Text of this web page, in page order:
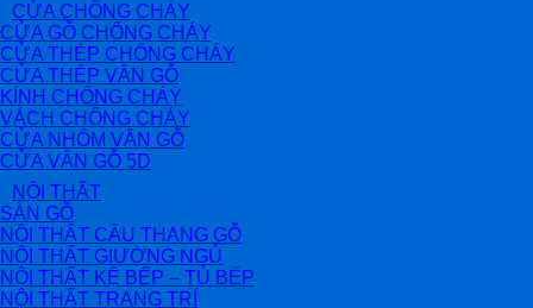
CỬA CHỐNG CHÁY
CỬA GỖ CHỐNG CHÁY
CỬA THÉP CHỐNG CHÁY
CỬA THÉP VÂN GỖ
KÍNH CHỐNG CHÁY
VÁCH CHỐNG CHÁY
CỬA NHÔM VÂN GỖ
CỬA VÂN GỖ 5D
NỘI THẤT
SÀN GỖ
NỘI THẤT CẦU THANG GỖ
NỘI THẤT GIƯỜNG NGỦ
NỘI THẤT KỆ BẾP – TỦ BẾP
NỘI THẤT TRANG TRÍ